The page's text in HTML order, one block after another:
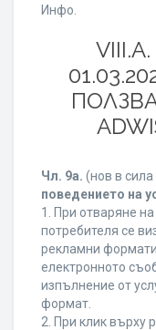
Инфо.
Чл. 9а. (нов в сила
поведението на
1. При отваряне
потребителя се
рекламни
електронното
изпълнение от
формат.
2. При клик върху